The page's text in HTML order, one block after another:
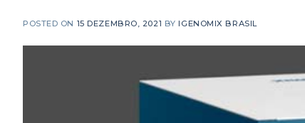
POSTED ON 15 DEZEMBRO, 2021 BYIGENOMIX BRASIL